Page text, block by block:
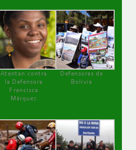
Atentan contra
la Defensora
Francisca
Márquez
Defensoras de
Bolivia